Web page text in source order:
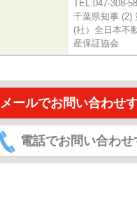
TEL:047-308-
千葉県知事 (2)
(社）全日本不
産保証協会
メールでお問い合わせ
電話でお問い合わせ